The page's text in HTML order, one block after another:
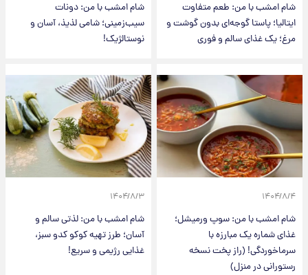
شام امشب با من: طعم متفاوت
ایتالیا؛ پاستا گوجه‌ای بدون گوشت و
مرغ؛ یک غذای سالم و فوری
شام امشب با من: دونات
سیب‌زمینی؛ شامی لذیذ، آسان و
نوستالژیک!
۱۴۰۴/۸/۴
شام امشب با من: سوپ ورمیشل؛
غذای شماره یک مبارزه با
سرماخوردگی! (راز پخت نسخه
رستورانی در منزل)
۱۴۰۴/۸/۳
شام امشب با من: لذتی سالم و
آسان؛ طرز تهیه کوکو کدو سبز،
غذایی رژیمی و سریع!